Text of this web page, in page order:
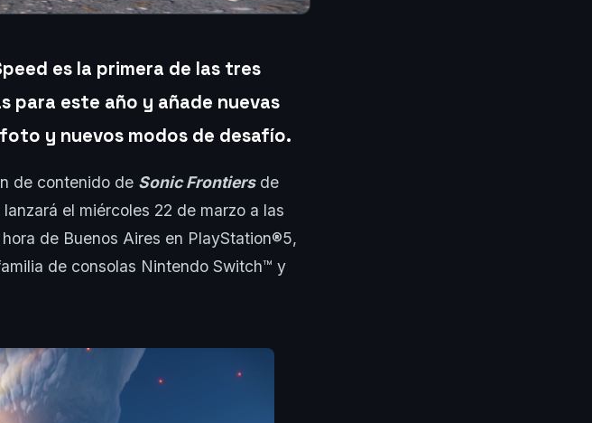
es la primera de las tres
este año y añade nuevas
y nuevos modos de desafío.
de contenido de Sonic Frontiersde
el miércoles 22 de marzo a las
de Buenos Aires en PlayStation®️5,
de consolas Nintendo Switch™️ y